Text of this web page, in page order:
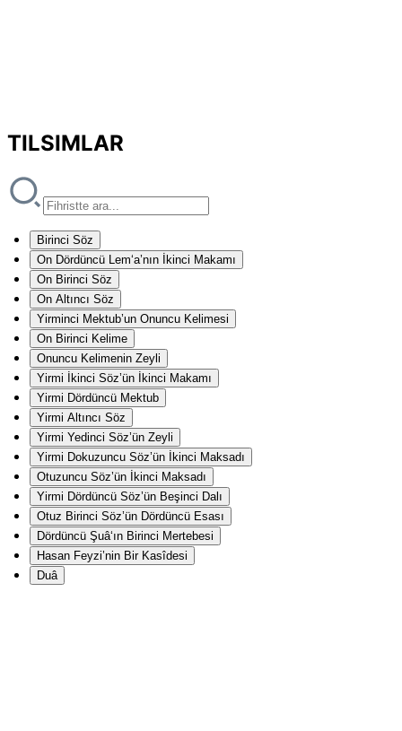
TILSIMLAR
Birinci Söz
On Dördüncü Lem‘a’nın İkinci Makamı
On Birinci Söz
On Altıncı Söz
Yirminci Mektub’un Onuncu Kelimesi
On Birinci Kelime
Onuncu Kelimenin Zeyli
Yirmi İkinci Söz’ün İkinci Makamı
Yirmi Dördüncü Mektub
Yirmi Altıncı Söz
Yirmi Yedinci Söz’ün Zeyli
Yirmi Dokuzuncu Söz’ün İkinci Maksadı
Otuzuncu Söz’ün İkinci Maksadı
Yirmi Dördüncü Söz’ün Beşinci Dalı
Otuz Birinci Söz’ün Dördüncü Esası
Dördüncü Şuâ‘ın Birinci Mertebesi
Hasan Feyzi’nin Bir Kasîdesi
Duâ